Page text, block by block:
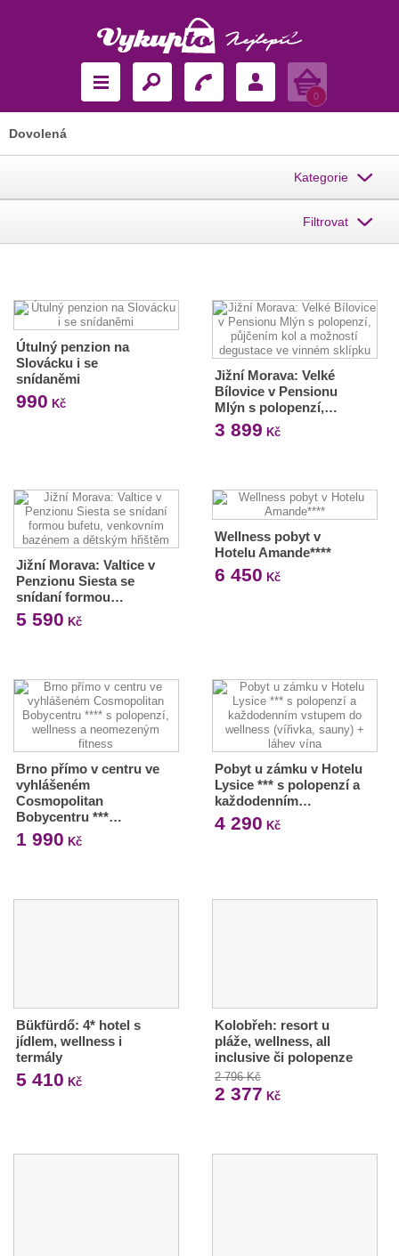
Košík
0
Dovolená
Kategorie
Filtrovat
Útulný penzion na
Slovácku i se
snídaněmi
990 Kč
Jižní Morava: Velké
Bílovice v Pensionu
Mlýn s polopenzí,…
3 899 Kč
Jižní Morava: Valtice v
Penzionu Siesta se
snídaní formou…
5 590 Kč
Wellness pobyt v
Hotelu Amande****
6 450 Kč
Brno přímo v centru ve
vyhlášeném
Cosmopolitan
Bobycentru ***…
1 990 Kč
Pobyt u zámku v Hotelu
Lysice *** s polopenzí a
každodenním…
4 290 Kč
Bükfürdő: 4* hotel s
jídlem, wellness i
termály
5 410 Kč
Kolobřeh: resort u
pláže, wellness, all
inclusive či polopenze
2 796 Kč
2 377 Kč